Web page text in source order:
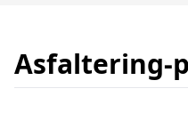
Asfaltering-